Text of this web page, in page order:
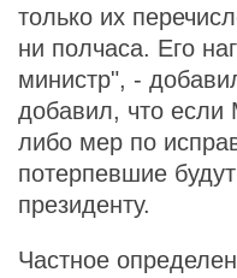
только их
ни полчаса. Его
министр", -
добавил, что если
либо мер по
потерпевшие
президенту.
Частное